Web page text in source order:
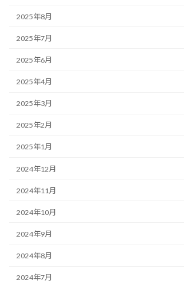
2025年8月
2025年7月
2025年6月
2025年4月
2025年3月
2025年2月
2025年1月
2024年12月
2024年11月
2024年10月
2024年9月
2024年8月
2024年7月